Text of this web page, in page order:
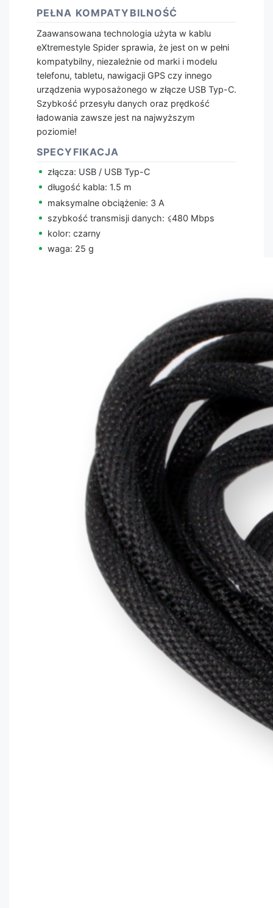
PEŁNA KOMPATYBILNOŚĆ
Zaawansowana technologia użyta w kablu
eXtremestyle Spider sprawia, że jest on w pełni
kompatybilny, niezależnie od marki i modelu
telefonu, tabletu, nawigacji GPS czy innego
urządzenia wyposażonego w złącze USB Typ-C.
Szybkość przesyłu danych oraz prędkość
ładowania zawsze jest na najwyższym
poziomie!
SPECYFIKACJA
złącza: USB / USB Typ-C
długość kabla: 1.5 m
maksymalne obciążenie: 3 A
szybkość transmisji danych: ⩽480 Mbps
kolor: czarny
waga: 25 g